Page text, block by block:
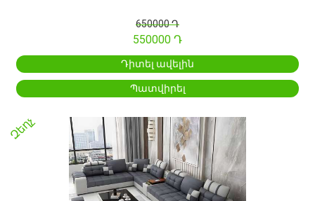
650000 Դ
550000 Դ
Դիտել ավելին
Պատվիրել
Զեղչ